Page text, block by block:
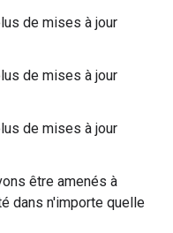
de mises à jour
de mises à jour
de mises à jour
être amenés à
dans n'importe quelle